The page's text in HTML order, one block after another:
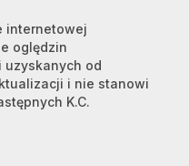
internetowej
oględzin
uzyskanych od
i nie stanowi
K.C.